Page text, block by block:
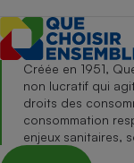
Créée en 1951,
non lucratif qui
droits des
consommation
enjeux sanitaires,